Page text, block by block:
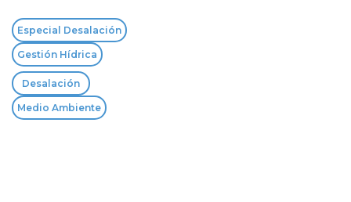
Especial Desalación
Gestión Hídrica
Desalación
Medio Ambiente